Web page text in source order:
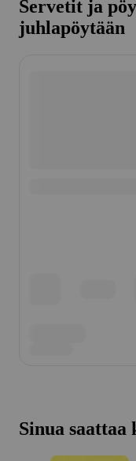
Servetit ja
juhlapöytään
Sinua saattaa